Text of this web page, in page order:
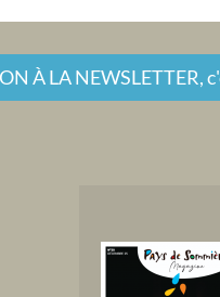
À LA NEWSLETTER,